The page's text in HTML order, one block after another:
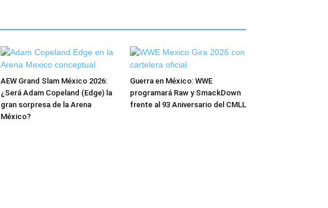
AEW Grand Slam México 2026:
¿Será Adam Copeland (Edge) la
gran sorpresa de la Arena
México?
Guerra en México: WWE
programará Raw y SmackDown
frente al 93 Aniversario del CMLL